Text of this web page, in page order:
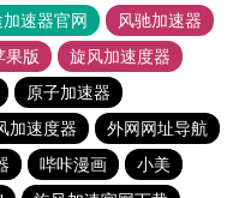
速器官网
风驰加速器
果版
旋风加速度器
原子加速器
加速度器
外网网址导航
哔咔漫画
小美